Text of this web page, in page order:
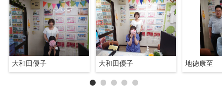
大和田優子 大和田優子 地徳康至